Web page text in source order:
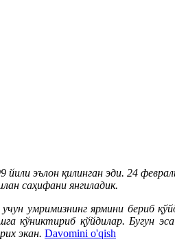
йили эълон қилинган эди. 24
саҳифани янгиладик.
умримизнинг ярмини бериб
қўйдилар. Бугун
экан. Davomini o'qish